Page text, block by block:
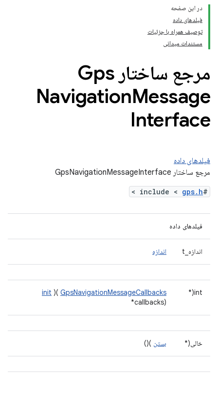
در این صفحه
فیلدهای داده
توصیف همراه با جزئیات
مستندات میدانی
مرجع ساختار Gps
NavigationMessage
Interface
فیلدهای داده
مرجع ساختار GpsNavigationMessageInterface
#include <
gps.h
>
فیلدهای داده
اندازه_t اندازه
int(*
init )( GpsNavigationMessageCallbacks
*callbacks)
خالی(* بستن )()